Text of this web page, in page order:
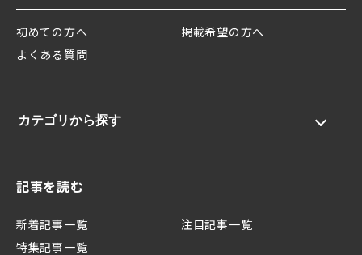
初めての方へ
掲載希望の方へ
よくある質問
カテゴリから探す
記事を読む
新着記事一覧
注目記事一覧
特集記事一覧